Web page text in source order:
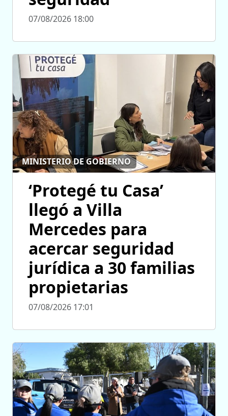
07/08/2026 18:00
MINISTERIO DE GOBIERNO
‘Protegé tu Casa’
llegó a Villa
Mercedes para
acercar seguridad
jurídica a 30 familias
propietarias
07/08/2026 17:01